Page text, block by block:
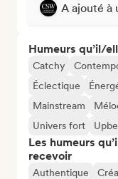
A ajouté à
Humeurs qu’il/
Catchy
Éclectique
Mainstream
Univers fort
Les humeurs
recevoir
Authentique